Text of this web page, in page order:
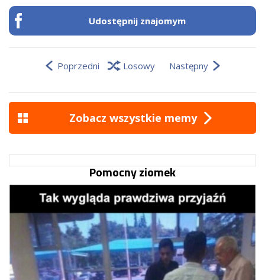
Udostępnij znajomym
Poprzedni Losowy Następny
Zobacz wszystkie memy
Pomocny ziomek